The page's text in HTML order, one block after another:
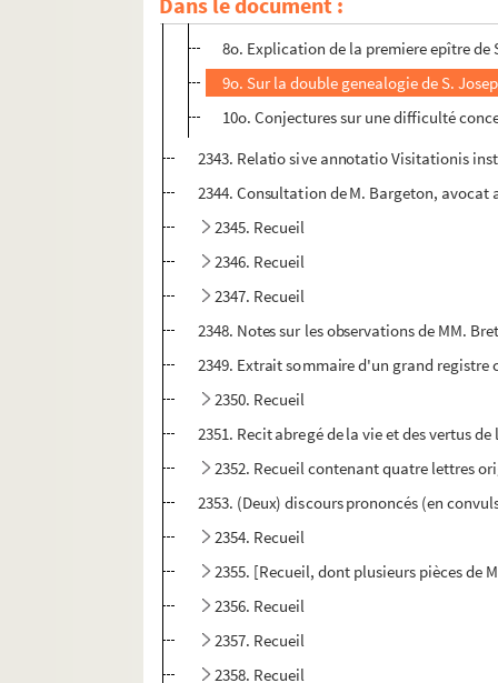
7o. Explication de ce passage de la
8o. Explication de la premiere epître de
9o. Sur la double genealogie de S.
10o. Conjectures sur une difficulté
2343. Relatio sive annotatio Visitationis
2344. Consultation de M. Bargeton,
2345. Recueil
2346. Recueil
2347. Recueil
2348. Notes sur les observations de MM.
2349. Extrait sommaire d'un grand
2350. Recueil
2351. Recit abregé de la vie et des vertus
2352. Recueil contenant quatre lettres
2353. (Deux) discours prononcés (en
2354. Recueil
2355. [Recueil, dont plusieurs pièces de
2356. Recueil
2357. Recueil
2358. Recueil